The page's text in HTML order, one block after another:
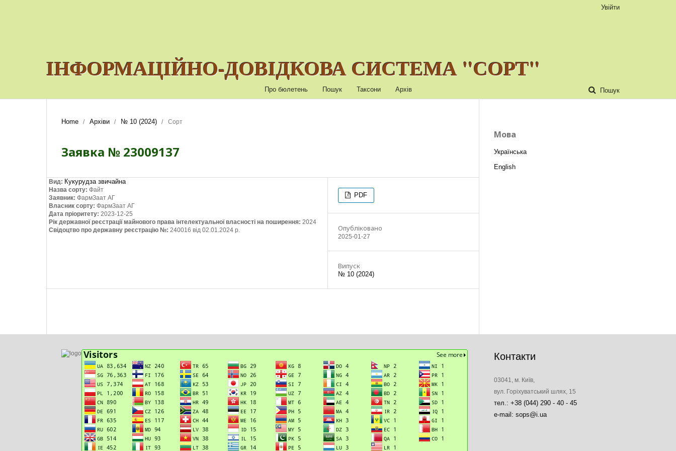
ІНФОРМАЦІЙНО-ДОВІДКОВА СИСТЕМА "СОРТ"
Про бюлетень Пошук Таксони Архів Пошук
Увійти
Home / Архіви / № 10 (2024) / Сорт
Заявка № 23009137
Вид: Кукурудза звичайна
Назва сорту: Файт
Заявник: ФармЗаат АГ
Власник сорту: ФармЗаат АГ
Дата пріоритету: 2023-12-25
Рік державної реєстрації майнового права інтелектуальної власності на поширення: 2024
Свідоцтво про державну реєстрацію №: 240016 від 02.01.2024 р.
PDF
Опубліковано
2025-01-27
Випуск
№ 10 (2024)
Мова
Українська
English
Контакти
03041, м. Київ,
вул. Горіхуватський шлях, 15
тел.: +38 (044) 290 - 40 - 45
e-mail: sops@i.ua